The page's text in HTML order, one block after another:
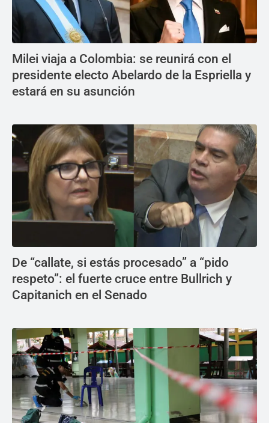
Milei viaja a Colombia: se reunirá con el
presidente electo Abelardo de la Espriella y
estará en su asunción
De “callate, si estás procesado” a “pido
respeto”: el fuerte cruce entre Bullrich y
Capitanich en el Senado